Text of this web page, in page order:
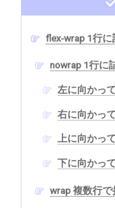
flex-wrap 1行
nowrap 1行に
左に向かっ
右に向かっ
上に向かっ
下に向かっ
wrap 複数行